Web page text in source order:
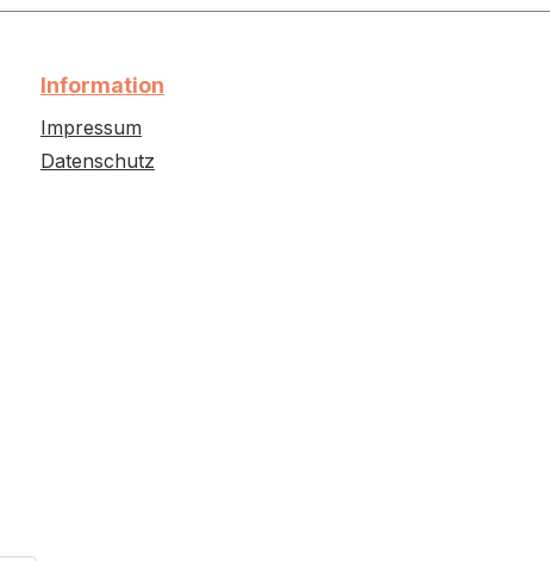
Information
Impressum
Datenschutz